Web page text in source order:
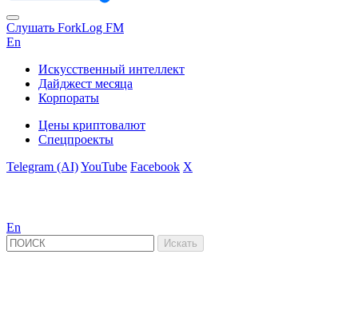
Слушать ForkLog FM
En
Искусственный интеллект
Дайджест месяца
Корпораты
Цены криптовалют
Спецпроекты
Telegram (AI)YouTube Facebook X
En